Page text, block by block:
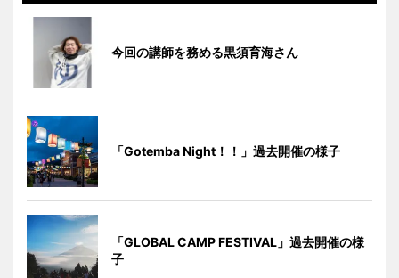
今回の講師を務める黒須育海さん
「Gotemba Night！！」過去開催の様子
「GLOBAL CAMP FESTIVAL」過去開催の様
子